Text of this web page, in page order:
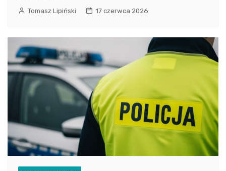
Tomasz Lipiński 17 czerwca 2026